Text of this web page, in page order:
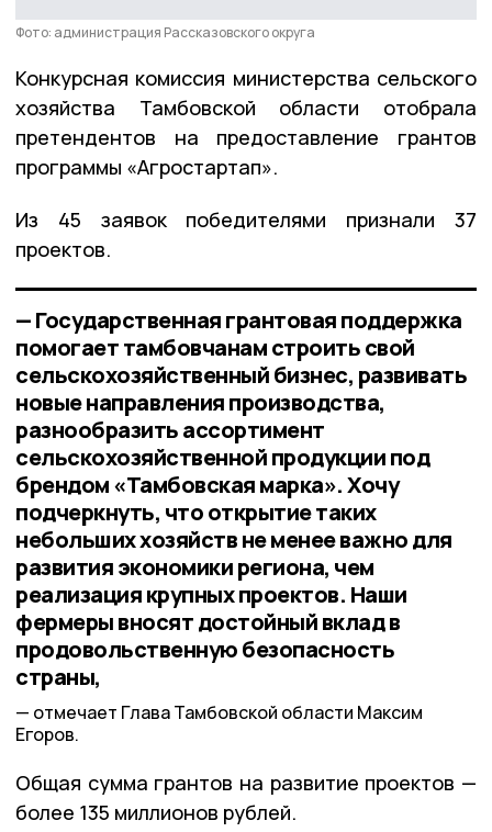
Фото: администрация Рассказовского округа
Конкурсная комиссия министерства сельского
хозяйства Тамбовской области отобрала
претендентов на предоставление грантов
программы «Агростартап».
Из 45 заявок победителями признали 37
проектов.
— Государственная грантовая поддержка
помогает тамбовчанам строить свой
сельскохозяйственный бизнес, развивать
новые направления производства,
разнообразить ассортимент
сельскохозяйственной продукции под
брендом «Тамбовская марка». Хочу
подчеркнуть, что открытие таких
небольших хозяйств не менее важно для
развития экономики региона, чем
реализация крупных проектов. Наши
фермеры вносят достойный вклад в
продовольственную безопасность
страны,
отмечает Глава Тамбовской области Максим
Егоров.
Общая сумма грантов на развитие проектов —
более 135 миллионов рублей.